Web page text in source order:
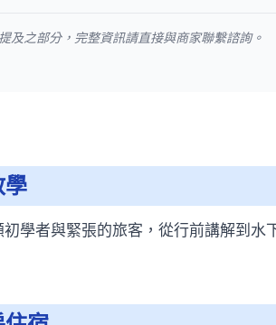
及之部分，完整資訊請直接與商家聯繫諮詢。
學
學者與緊張的旅客，從行前講解到